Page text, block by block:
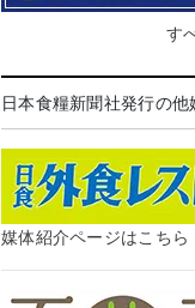
す
日本食糧新聞社発行の他
媒体紹介ページはこちら